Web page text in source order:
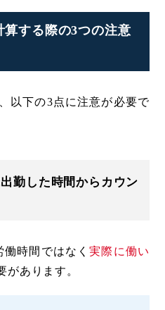
する際の3つの注意
以下の3点に注意が必要で
勤した時間からカウン
働時間ではなく実際に働い
があります。